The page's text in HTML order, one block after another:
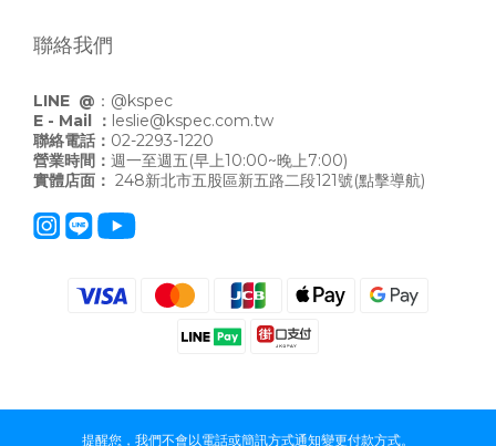
聯絡我們
LINE @ ： @kspec
E - Mail ： leslie@kspec.com.tw
聯絡電話： 02-2293-1220
營業時間： 週一至週五(早上10:00~晚上7:00)
實體店面： 248新北市五股區新五路二段121號(點擊導航)
提醒您，我們不會以電話或簡訊方式通知變更付款方式。